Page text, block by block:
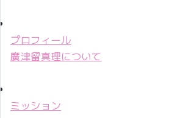
プロフィール
廣津留真理について
ミッション